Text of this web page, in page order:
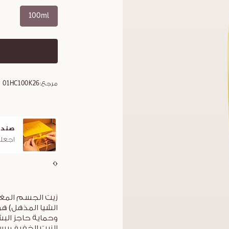
100ml
مرجع:01HC100K26
هدايا مجاني
هديتكم مميزة مع صندوق لوكسيتان الأيقوني
زيت الجسم
الشيا المذهل)
وحماية حاجز